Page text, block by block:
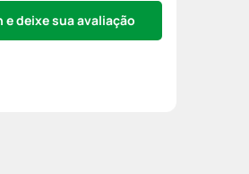
e deixe sua avaliação